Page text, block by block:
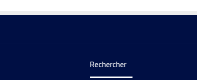
Rechercher